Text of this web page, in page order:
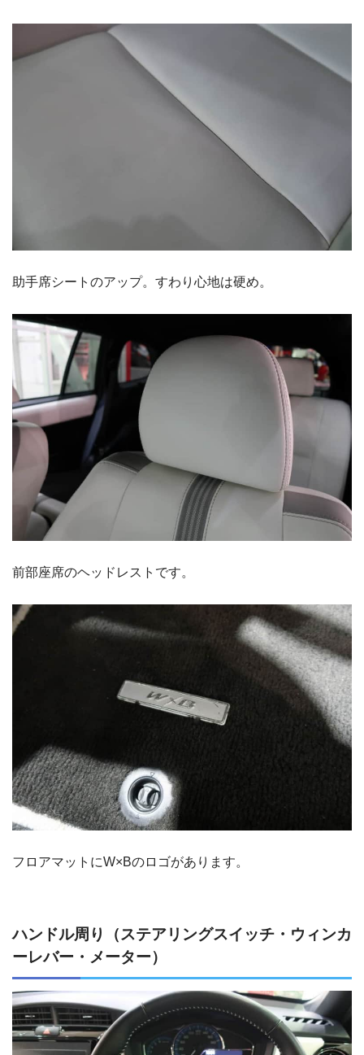
助手席シートのアップ。すわり心地は硬め。
前部座席のヘッドレストです。
フロアマットにW×Bのロゴがあります。
ハンドル周り（ステアリングスイッチ・ウィンカ
ーレバー・メーター）